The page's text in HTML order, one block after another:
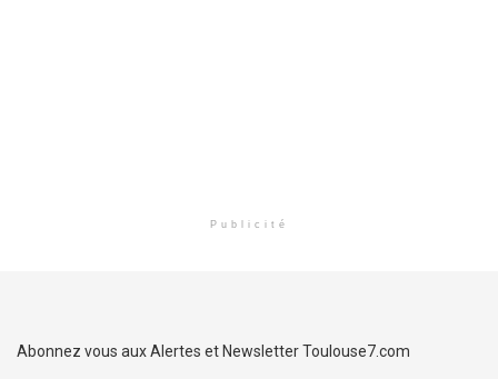
Publicité
Abonnez vous aux Alertes et Newsletter Toulouse7.com